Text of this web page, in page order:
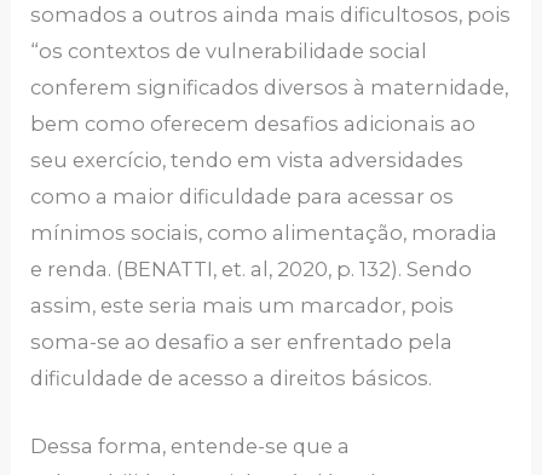
somados a outros ainda mais dificultosos, pois
“os contextos de vulnerabilidade social
conferem significados diversos à maternidade,
bem como oferecem desafios adicionais ao
seu exercício, tendo em vista adversidades
como a maior dificuldade para acessar os
mínimos sociais, como alimentação, moradia
e renda. (BENATTI, et. al, 2020, p. 132). Sendo
assim, este seria mais um marcador, pois
soma-se ao desafio a ser enfrentado pela
dificuldade de acesso a direitos básicos.
Dessa forma, entende-se que a